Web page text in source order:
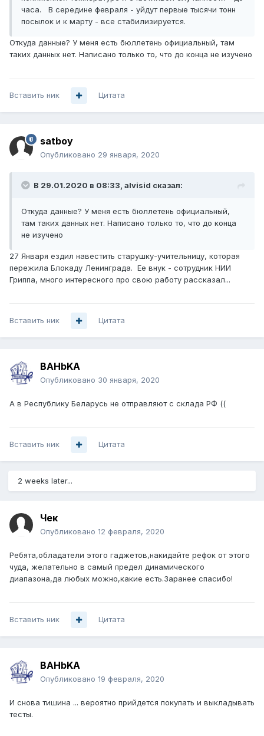
часа. В середине февраля - уйдут первые тысячи тонн
посылок и к марту - все стабилизируется.
Откуда данные? У меня есть бюллетень официальный, там
таких данных нет. Написано только то, что до конца не изучено
Вставить ник Цитата
satboy
Опубликовано 29 января, 2020
В 29.01.2020 в 08:33, alvisid сказал:
Откуда данные? У меня есть бюллетень официальный,
там таких данных нет. Написано только то, что до конца
не изучено
27 Января ездил навестить старушку-учительницу, которая
пережила Блокаду Ленинграда. Ее внук - сотрудник НИИ
Гриппа, много интересного про свою работу рассказал...
Вставить ник Цитата
BAHbKA
Опубликовано 30 января, 2020
А в Республику Беларусь не отправляют с склада РФ ((
Вставить ник Цитата
2 weeks later...
Чек
Опубликовано 12 февраля, 2020
Ребята,обладатели этого гаджетов,накидайте рефок от этого
чуда, желательно в самый предел динамического
диапазона,да любых можно,какие есть.Заранее спасибо!
Вставить ник Цитата
BAHbKA
Опубликовано 19 февраля, 2020
И снова тишина ... вероятно прийдется покупать и выкладывать
тесты.